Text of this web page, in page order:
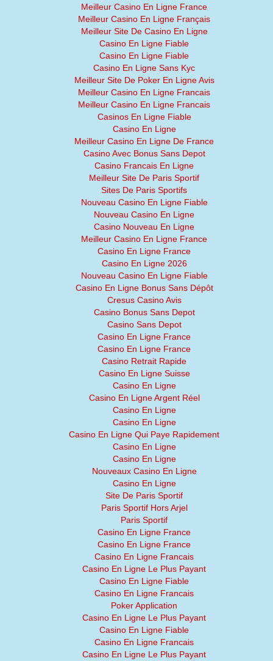
Meilleur Casino En Ligne France
Meilleur Casino En Ligne Français
Meilleur Site De Casino En Ligne
Casino En Ligne Fiable
Casino En Ligne Fiable
Casino En Ligne Sans Kyc
Meilleur Site De Poker En Ligne Avis
Meilleur Casino En Ligne Francais
Meilleur Casino En Ligne Francais
Casinos En Ligne Fiable
Casino En Ligne
Meilleur Casino En Ligne De France
Casino Avec Bonus Sans Depot
Casino Francais En Ligne
Meilleur Site De Paris Sportif
Sites De Paris Sportifs
Nouveau Casino En Ligne Fiable
Nouveau Casino En Ligne
Casino Nouveau En Ligne
Meilleur Casino En Ligne France
Casino En Ligne France
Casino En Ligne 2026
Nouveau Casino En Ligne Fiable
Casino En Ligne Bonus Sans Dépôt
Cresus Casino Avis
Casino Bonus Sans Depot
Casino Sans Depot
Casino En Ligne France
Casino En Ligne France
Casino Retrait Rapide
Casino En Ligne Suisse
Casino En Ligne
Casino En Ligne Argent Réel
Casino En Ligne
Casino En Ligne
Casino En Ligne Qui Paye Rapidement
Casino En Ligne
Casino En Ligne
Nouveaux Casino En Ligne
Casino En Ligne
Site De Paris Sportif
Paris Sportif Hors Arjel
Paris Sportif
Casino En Ligne France
Casino En Ligne France
Casino En Ligne Francais
Casino En Ligne Le Plus Payant
Casino En Ligne Fiable
Casino En Ligne Francais
Poker Application
Casino En Ligne Le Plus Payant
Casino En Ligne Fiable
Casino En Ligne Francais
Casino En Ligne Le Plus Payant